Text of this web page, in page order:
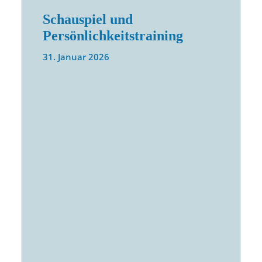
Schauspiel und
Persönlichkeitstraining
31. Januar 2026